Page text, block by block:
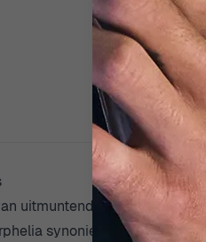
uitmuntendheid in de
synoniem geworden